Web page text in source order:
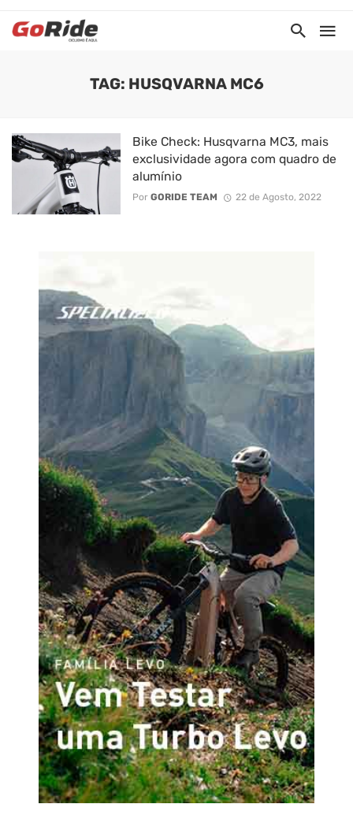
TAG: HUSQVARNA MC6
Bike Check: Husqvarna MC3, mais
exclusividade agora com quadro de
alumínio
Por GORIDE TEAM 22 de Agosto, 2022